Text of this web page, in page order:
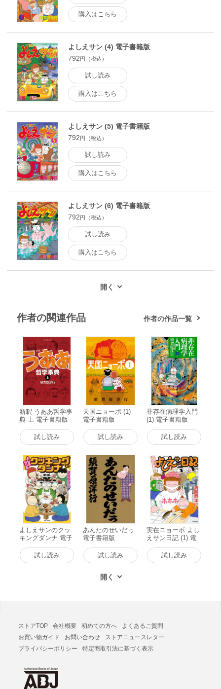
購入はこちら
よしえサン (4) 電子書籍版
792円（税込）
試し読み
購入はこちら
よしえサン (5) 電子書籍版
792円（税込）
試し読み
購入はこちら
よしえサン (6) 電子書籍版
792円（税込）
試し読み
購入はこちら
作者の関連作品 作者の作品一覧
新釈 うああ哲学事
典 上 電子書籍版
試し読み
天国ニョーボ (1)
電子書籍版
試し読み
非存在病理学入門
(1) 電子書籍版
試し読み
よしえサンのクッ
キングダンナ 電子
書籍版
試し読み
あんたのせいだっ
電子書籍版
試し読み
実在ニョーボ よし
えサン日記 (1) 電
子書籍版
試し読み
ストアTOP 会社概要 初めての方へ
よくあるご質問
お買い物ガイド
お問い合わせ
ストアニュースレター
プライバシーポリシー
特定商取引法に基づく表示